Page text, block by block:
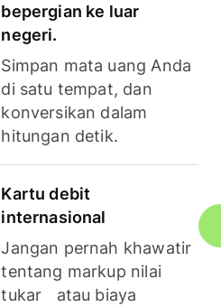
bepergian ke luar
negeri.
Simpan mata uang Anda
di satu tempat, dan
konversikan dalam
hitungan detik.
Kartu debit
internasional
Jangan pernah khawatir
tentang markup nilai
tukar atau biaya